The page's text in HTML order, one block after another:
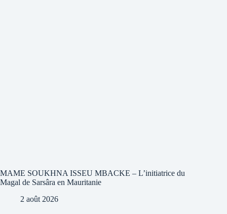
MAME SOUKHNA ISSEU MBACKE – L’initiatrice du
Magal de Sarsâra en Mauritanie
2 août 2026